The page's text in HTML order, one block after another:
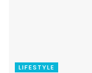
LIFESTYLE